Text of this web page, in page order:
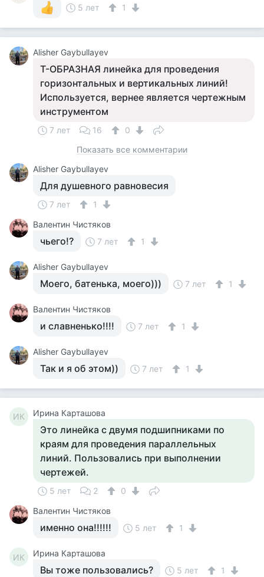
5 лет
1
Alisher Gaybullayev
Т-ОБРАЗНАЯ линейка для проведения
горизонтальных и вертикальных линий!
Используется, вернее является чертежным
инструментом
7 лет 16
0
Показать все комментарии
Alisher Gaybullayev
Для душевного равновесия
7 лет
1
Валентин Чистяков
чьего!? 7 лет 1
Alisher Gaybullayev
Моего, батенька, моего))) 7 лет 1
Валентин Чистяков
и славненько!!!! 7 лет 1
Alisher Gaybullayev
Так и я об этом)) 7 лет 1
ИК Ирина Карташова
Это линейка с двумя подшипниками по
краям для проведения параллельных
линий. Пользовались при выполнении
чертежей.
5 лет 2
0
Валентин Чистяков
именно она!!!!!! 5 лет 1
ИК Ирина Карташова
Вы тоже пользовались? 5 лет 1